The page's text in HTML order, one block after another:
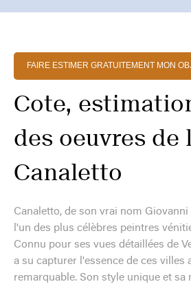
FAIRE ESTIMER GRATUITEMENT MON
Cote,
des oeuvres de
Canaletto
Canaletto, de son vrai nom
l'un des plus célèbres peintres
Connu pour ses vues détaillées de
a su capturer l'essence de ces villes
remarquable. Son style unique et sa